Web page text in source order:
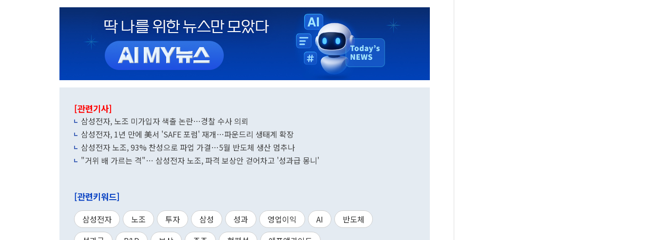
[관련기사]
삼성전자, 노조 미가입자 색출 논란…경찰 수사 의뢰
삼성전자, 1년 만에 美서 'SAFE 포럼' 재개…파운드리 생태계 확장
삼성전자 노조, 93% 찬성으로 파업 가결…5월 반도체 생산 멈추나
"거위 배 가르는 격"… 삼성전자 노조, 파격 보상안 걷어차고 '성과급 몽니'
[관련키워드]
삼성전자 노조 투자 삼성 성과 영업이익 AI
반도체